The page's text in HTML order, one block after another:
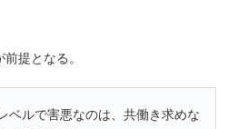
提となる。
ベルで害悪なのは、共働き求めな